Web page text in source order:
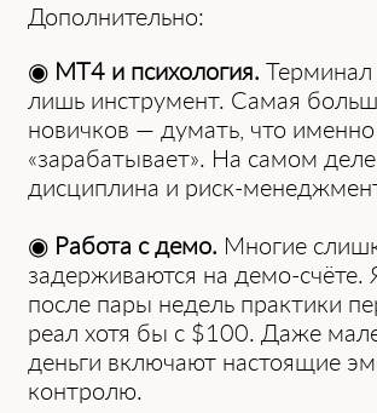
Дополнительно:
◉ MT4 и психология. Терминал
лишь инструмент. Самая
новичков — думать, что
«зарабатывает». На самом
дисциплина и риск-
◉ Работа с демо. Многие
задерживаются на демо-счёте.
после пары недель практики
реал хотя бы с $100. Даже
деньги включают настоящие
контролю.